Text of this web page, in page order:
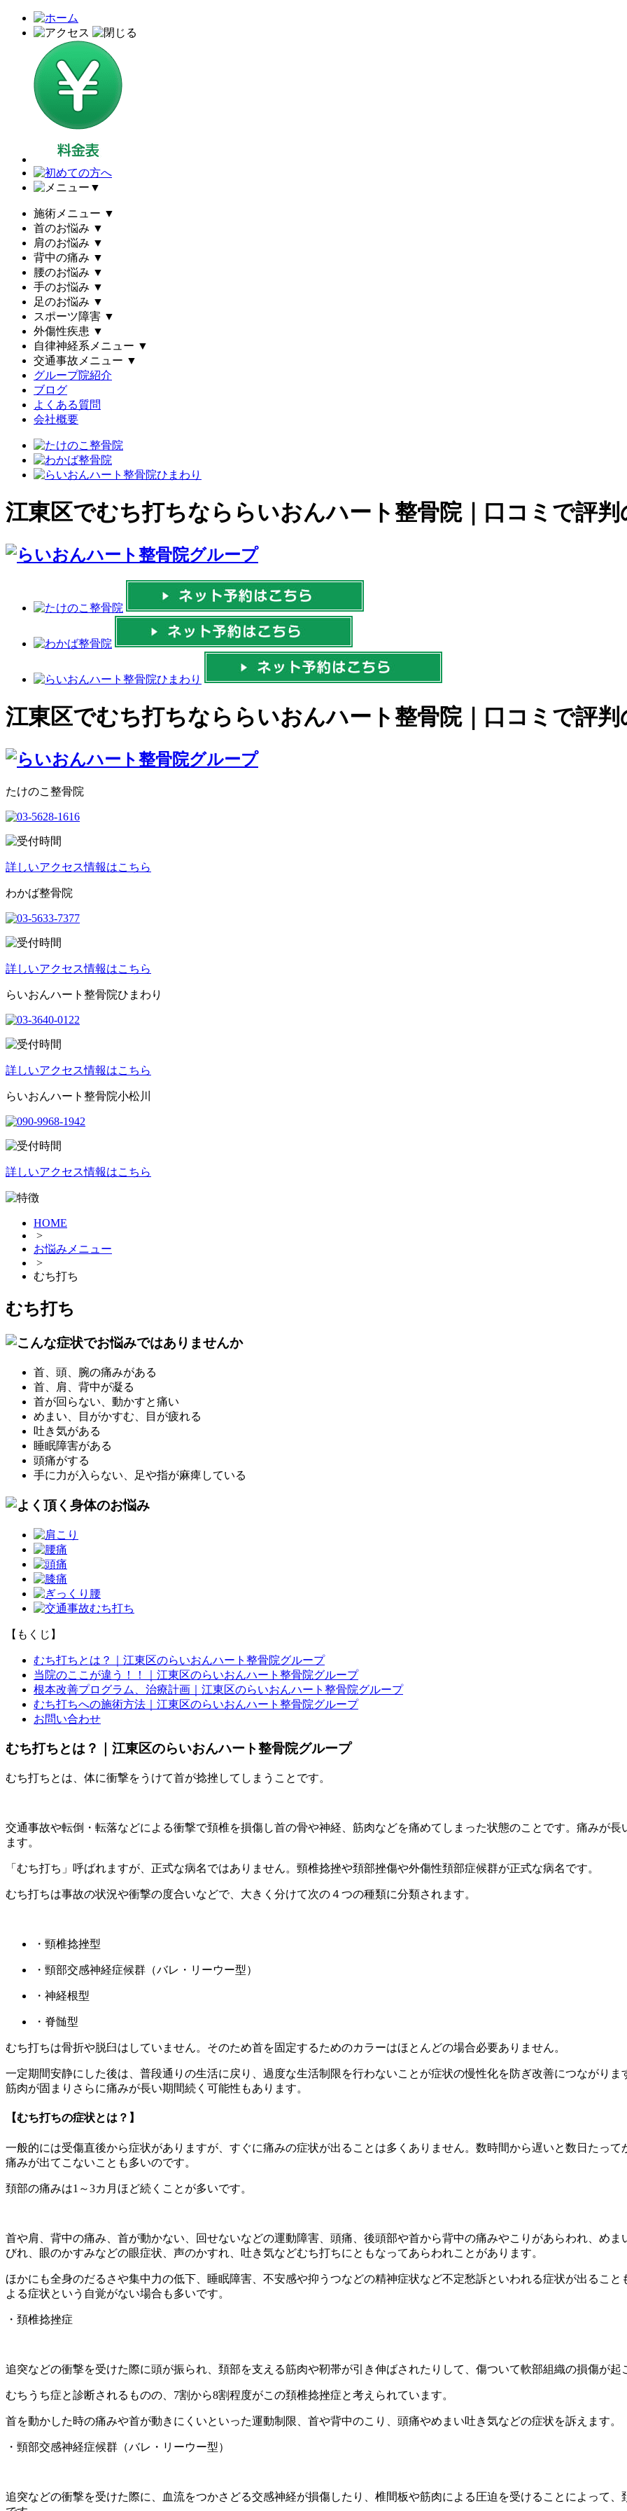
▼
施術メニュー ▼
首のお悩み ▼
肩のお悩み ▼
背中の痛み ▼
腰のお悩み ▼
手のお悩み ▼
足のお悩み ▼
スポーツ障害 ▼
外傷性疾患 ▼
自律神経系メニュー ▼
交通事故メニュー ▼
グループ院紹介
ブログ
よくある質問
会社概要
江東区でむち打ちなららいおんハート整骨院｜口コミで評判
江東区でむち打ちなららいおんハート整骨院｜口コミで評判
たけのこ整骨院
詳しいアクセス情報はこちら
わかば整骨院
詳しいアクセス情報はこちら
らいおんハート整骨院ひまわり
詳しいアクセス情報はこちら
らいおんハート整骨院小松川
詳しいアクセス情報はこちら
HOME
>
お悩みメニュー
>
むち打ち
むち打ち
首、頭、腕の痛みがある
首、肩、背中が凝る
首が回らない、動かすと痛い
めまい、目がかすむ、目が疲れる
吐き気がある
睡眠障害がある
頭痛がする
手に力が入らない、足や指が麻痺している
【もくじ】
むち打ちとは？｜江東区のらいおんハート整骨院グループ
当院のここが違う！！｜江東区のらいおんハート整骨院グループ
根本改善プログラム、治療計画｜江東区のらいおんハート整骨院グループ
むち打ちへの施術方法｜江東区のらいおんハート整骨院グループ
お問い合わせ
むち打ちとは？｜江東区のらいおんハート整骨院グループ
むち打ちとは、体に衝撃をうけて首が捻挫してしまうことです。
交通事故や転倒・転落などによる衝撃で頚椎を損傷し首の骨や神経、筋肉などを痛めてしまった状態のことです。痛みが
ます。
「むち打ち」呼ばれますが、正式な病名ではありません。頸椎捻挫や頚部挫傷や外傷性頚部症候群が正式な病名です。
むち打ちは事故の状況や衝撃の度合いなどで、大きく分けて次の４つの種類に分類されます。
・頸椎捻挫型
・頸部交感神経症候群（バレ・リーウー型）
・神経根型
・脊髄型
むち打ちは骨折や脱臼はしていません。そのため首を固定するためのカラーはほとんどの場合必要ありません。
一定期間安静にした後は、普段通りの生活に戻り、過度な生活制限を行わないことが症状の慢性化を防ぎ改善につながり
筋肉が固まりさらに痛みが長い期間続く可能性もあります。
【むち打ちの症状とは？】
一般的には受傷直後から症状がありますが、すぐに痛みの症状が出ることは多くありません。数時間から遅いと数日たっ
痛みが出てこないことも多いのです。
頚部の痛みは1～3カ月ほど続くことが多いです。
首や肩、背中の痛み、首が動かない、回せないなどの運動障害、頭痛、後頭部や首から背中の痛みやこりがあらわれ、め
びれ、眼のかすみなどの眼症状、声のかすれ、吐き気などむち打ちにともなってあらわれことがあります。
ほかにも全身のだるさや集中力の低下、睡眠障害、不安感や抑うつなどの精神症状など不定愁訴といわれる症状が出るこ
よる症状という自覚がない場合も多いです。
・頚椎捻挫症
追突などの衝撃を受けた際に頭が振られ、頚部を支える筋肉や靭帯が引き伸ばされたりして、傷ついて軟部組織の損傷が起
むちうち症と診断されるものの、7割から8割程度がこの頚椎捻挫症と考えられています。
首を動かした時の痛みや首が動きにくいといった運動制限、首や背中のこり、頭痛やめまい吐き気などの症状を訴えます。
・頸部交感神経症候群（バレ・リーウー型）
追突などの衝撃を受けた際に、血流をつかさどる交感神経が損傷したり、椎間板や筋肉による圧迫を受けることによって